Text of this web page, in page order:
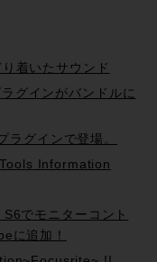
着いたサウンド
グインがバンドルに
グインで登場。
Information
でモニターコント
に追加！